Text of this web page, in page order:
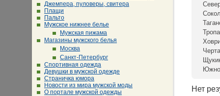
Джемпера, пуловеры, свитера
Плащи
Пальто
Мужское нижнее белье
Мужская пижама
Магазины мужского белья
Москва
Санкт-Петербург
Спортивная одежда
Девушки в мужской одежде
Страничка юмора
Новости из мира мужской моды
О портале мужской одежды
Нет